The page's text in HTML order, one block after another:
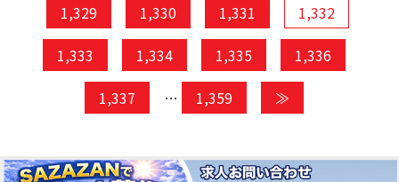
1,329
1,330 1,331
1,332
1,333
1,334 1,335
1,336
1,337
… 1,359 ≫